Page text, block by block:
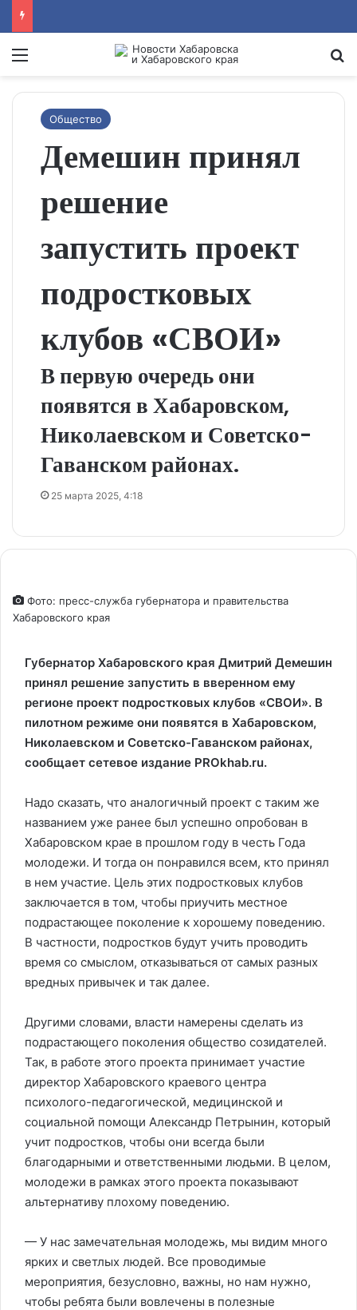
Menu
Общество
Демешин принял
решение
запустить проект
подростковых
клубов «СВОИ»
В первую очередь они
появятся в Хабаровском,
Николаевском и Советско-
Гаванском районах.
25 марта 2025, 4:18
Фото: пресс-служба губернатора и правительства
Хабаровского края
Губернатор Хабаровского края Дмитрий Демешин
принял решение запустить в вверенном ему
регионе проект подростковых клубов «СВОИ». В
пилотном режиме они появятся в Хабаровском,
Николаевском и Советско-Гаванском районах,
сообщает сетевое издание PROkhab.ru.
Надо сказать, что аналогичный проект с таким же
названием уже ранее был успешно опробован в
Хабаровском крае в прошлом году в честь Года
молодежи. И тогда он понравился всем, кто принял
в нем участие. Цель этих подростковых клубов
заключается в том, чтобы приучить местное
подрастающее поколение к хорошему поведению.
В частности, подростков будут учить проводить
время со смыслом, отказываться от самых разных
вредных привычек и так далее.
Другими словами, власти намерены сделать из
подрастающего поколения общество созидателей.
Так, в работе этого проекта принимает участие
директор Хабаровского краевого центра
психолого-педагогической, медицинской и
социальной помощи Александр Петрынин, который
учит подростков, чтобы они всегда были
благодарными и ответственными людьми. В целом,
молодежи в рамках этого проекта показывают
альтернативу плохому поведению.
— У нас замечательная молодежь, мы видим много
ярких и светлых людей. Все проводимые
мероприятия, безусловно, важны, но нам нужно,
чтобы ребята были вовлечены в полезные